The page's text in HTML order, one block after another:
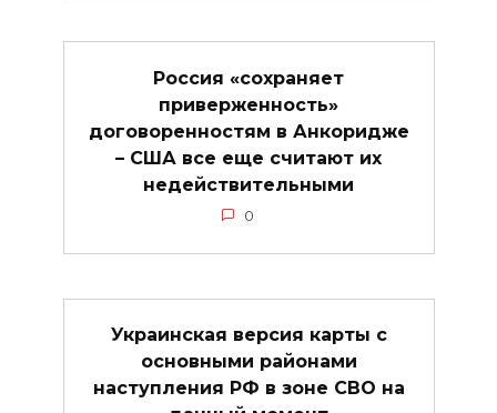
Россия «сохраняет
приверженность»
договоренностям в Анкоридже
– США все еще считают их
недействительными
0
Украинская версия карты с
основными районами
наступления РФ в зоне СВО на